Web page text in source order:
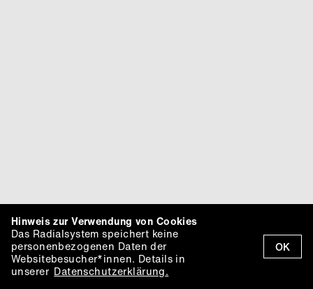
OK
Hinweis zur Verwendung von Cookies
Das Radialsystem speichert keine
personenbezogenen Daten der
Websitebesucher*innen. Details in
unserer Datenschutzerklärung.